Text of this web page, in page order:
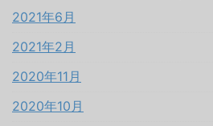
2021年6月
2021年2月
2020年11月
2020年10月